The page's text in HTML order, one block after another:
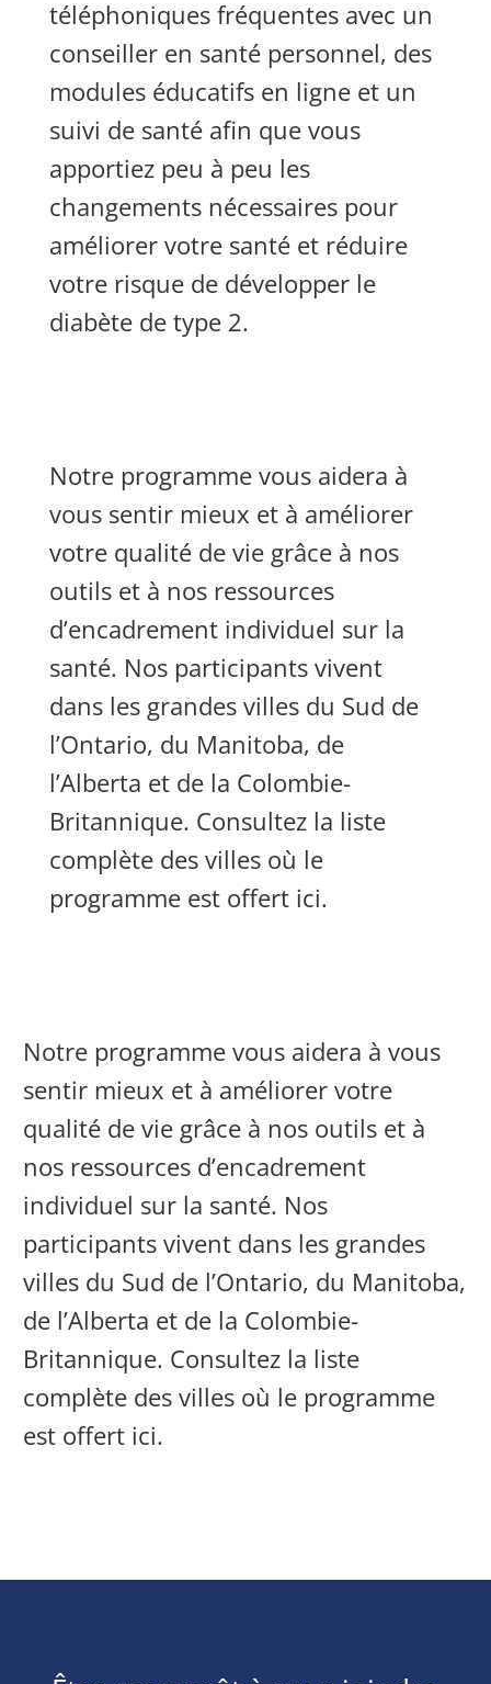
téléphoniques fréquentes avec un
conseiller en santé personnel, des
moduleséducatifs en ligne et un
suivi de santé afin que vous
apportiez peu à peu les
changements nécessaires pour
améliorer votre santé et réduire
votre risque de développer le
diabète de type 2.
Notre programme vous aidera à
vous sentir mieux et à améliorer
votre qualité de vie grâce à nos
outils et à nos ressources
d’encadrement individuel sur la
santé. Nos participants vivent
dans les grandes villes du Sud de
l’Ontario, du Manitoba, de
l’Alberta et de la Colombie-
Britannique. Consultez la liste
complète des villes où le
programme est offert ici.
Notre programme vous aidera à vous
sentir mieux et à améliorer votre
qualité de vie grâce à nos outils et à
nos ressources d’encadrement
individuel sur la santé. Nos
participants vivent dans les grandes
villes du Sud de l’Ontario, du Manitoba,
de l’Alberta et de la Colombie-
Britannique. Consultez la liste
complète des villes où le programme
est offert ici.